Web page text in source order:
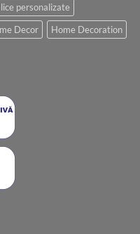
personalizate
Decor
Home Decoration